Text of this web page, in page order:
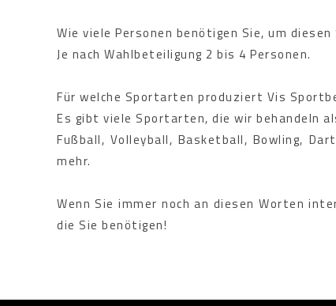
Wie viele Personen benötigen Sie, um
Je nach Wahlbeteiligung 2 bis 4 Personen.
Für welche Sportarten produziert Vis
Es gibt viele Sportarten, die wir behandeln
Fußball, Volleyball, Basketball, Bowling,
mehr.
Wenn Sie immer noch an diesen Worten
die Sie benötigen!